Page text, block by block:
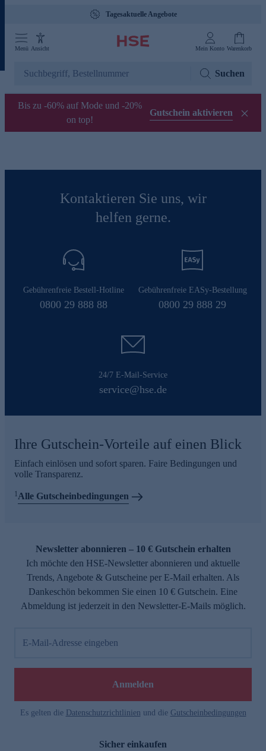
Tagesaktuelle Angebote
Menü Ansicht Mein Konto Warenkorb
Suchen
Bis zu -60% auf Mode und -20%
on top!
Gutschein aktivieren
Kontaktieren Sie uns, wir
helfen gerne.
Gebührenfreie Bestell-Hotline
0800 29 888 88
Gebührenfreie EASy-Bestellung
0800 29 888 29
24/7 E-Mail-Service
service@hse.de
Ihre Gutschein-Vorteile auf einen Blick
Einfach einlösen und sofort sparen. Faire Bedingungen und
volle Transparenz.
1Alle Gutscheinbedingungen
Newsletter abonnieren – 10 € Gutschein erhalten
Ich möchte den HSE-Newsletter abonnieren und aktuelle
Trends, Angebote & Gutscheine per E-Mail erhalten. Als
Dankeschön bekommen Sie einen 10 € Gutschein. Eine
Abmeldung ist jederzeit in den Newsletter-E-Mails möglich.
E-Mail-Adresse eingeben
Anmelden
Es gelten die Datenschutzrichtlinien und die Gutscheinbedingungen
Sicher einkaufen